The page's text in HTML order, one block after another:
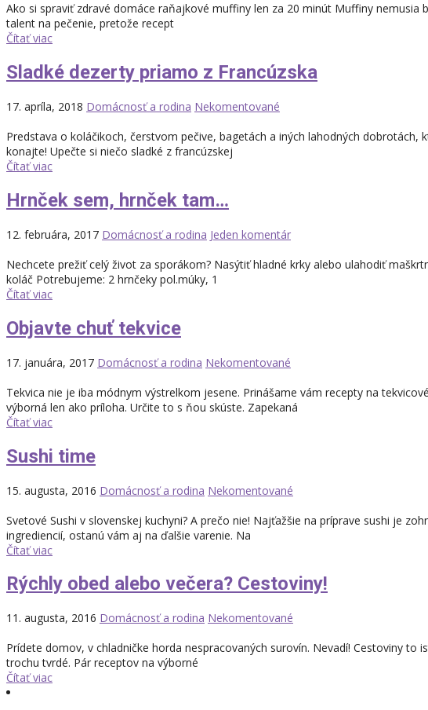
Ako si spraviť zdravé domáce raňajkové muffiny len za 20 minút Muffiny
talent na pečenie, pretože recept
Čítať viac
Sladké dezerty priamo z Francúzska
17. apríla, 2018 Domácnosť a rodina Nekomentované
Predstava o koláčikoch, čerstvom pečive, bagetách a iných lahodných
konajte! Upečte si niečo sladké z francúzskej
Čítať viac
Hrnček sem, hrnček tam…
12. februára, 2017 Domácnosť a rodina Jeden komentár
Nechcete prežiť celý život za sporákom? Nasýtiť hladné krky alebo ulahodiť
koláč Potrebujeme: 2 hrnčeky pol.múky, 1
Čítať viac
Objavte chuť tekvice
17. januára, 2017 Domácnosť a rodina Nekomentované
Tekvica nie je iba módnym výstrelkom jesene. Prinášame vám recepty na
výborná len ako príloha. Určite to s ňou skúste. Zapekaná
Čítať viac
Sushi time
15. augusta, 2016 Domácnosť a rodina Nekomentované
Svetové Sushi v slovenskej kuchyni? A prečo nie! Najťažšie na príprave sushi je
ingrediencií, ostanú vám aj na ďalšie varenie. Na
Čítať viac
Rýchly obed alebo večera? Cestoviny!
11. augusta, 2016 Domácnosť a rodina Nekomentované
Prídete domov, v chladničke horda nespracovaných surovín. Nevadí! Cestoviny
trochu tvrdé. Pár receptov na výborné
Čítať viac